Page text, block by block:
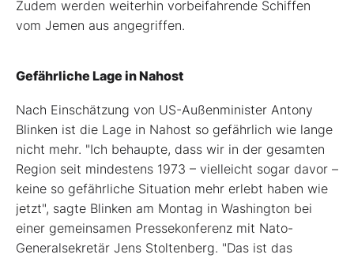
Zudem werden weiterhin vorbeifahrende Schiffen
vom Jemen aus angegriffen.
Gefährliche Lage in Nahost
Nach Einschätzung von US-Außenminister Antony
Blinken ist die Lage in Nahost so gefährlich wie lange
nicht mehr. "Ich behaupte, dass wir in der gesamten
Region seit mindestens 1973 – vielleicht sogar davor –
keine so gefährliche Situation mehr erlebt haben wie
jetzt", sagte Blinken am Montag in Washington bei
einer gemeinsamen Pressekonferenz mit Nato-
Generalsekretär Jens Stoltenberg. "Das ist das